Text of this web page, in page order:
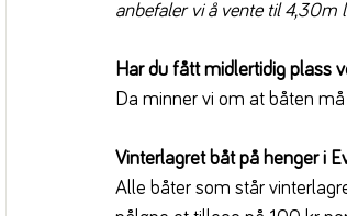
anbefaler vi å vente til 4,30m
Har du fått midlertidig plass
Da minner vi om at båten
Vinterlagret båt på henger i
Alle båter som står